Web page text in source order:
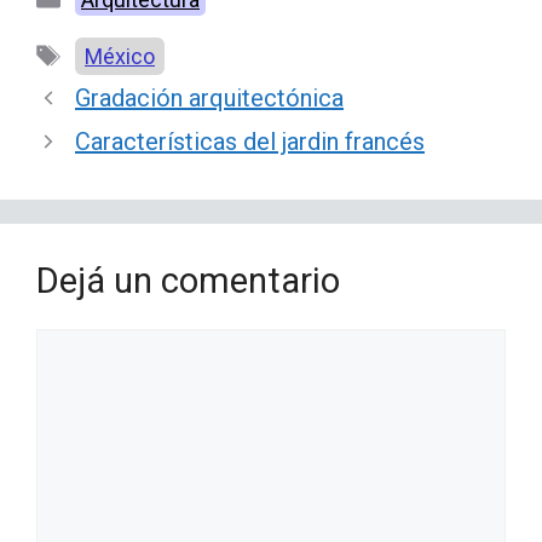
Etiquetas
México
Gradación arquitectónica
Características del jardin francés
Dejá un comentario